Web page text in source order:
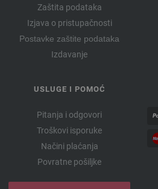
Zaštita podataka
Izjava o pristupačnosti
Postavke zaštite podataka
Izdavanje
USLUGE I POMOĆ
Pitanja i odgovori
Troškovi isporuke
Načini plaćanja
Povratne pošiljke